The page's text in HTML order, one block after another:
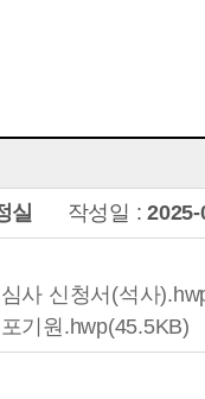
실 작성일 : 2025-
사 신청서(석사
기원.hwp(45.5KB)